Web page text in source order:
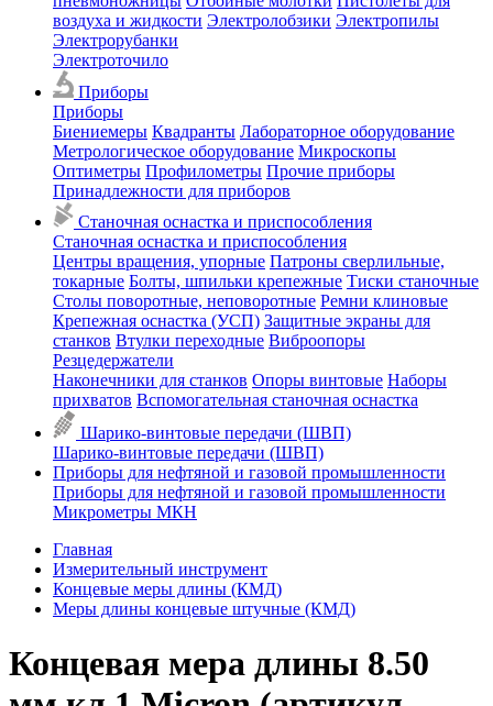
воздуха и жидкости Электролобзики Электропилы
Электрорубанки
Электроточило
Приборы
Приборы
Биениемеры Квадранты Лабораторное оборудование
Метрологическое оборудование Микроскопы
Оптиметры Профилометры Прочие приборы
Принадлежности для приборов
Станочная оснастка и приспособления
Станочная оснастка и приспособления
Центры вращения, упорные Патроны сверлильные,
токарные Болты, шпильки крепежные Тиски станочные
Столы поворотные, неповоротные Ремни клиновые
Крепежная оснастка (УСП) Защитные экраны для
станков Втулки переходные Виброопоры
Резцедержатели
Наконечники для станков Опоры винтовые Наборы
прихватов Вспомогательная станочная оснастка
Шарико-винтовые передачи (ШВП)
Шарико-винтовые передачи (ШВП)
Приборы для нефтяной и газовой промышленности
Приборы для нефтяной и газовой промышленности
Микрометры МКН
Главная
Измерительный инструмент
Концевые меры длины (КМД)
Меры длины концевые штучные (КМД)
Концевая мера длины 8.50